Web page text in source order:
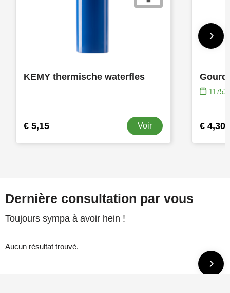
KEMY thermische waterfles
€ 5,15 Voir
11753
€ 4,30
Dernière consultation par vous
Toujours sympa à avoir hein !
Aucun résultat trouvé.